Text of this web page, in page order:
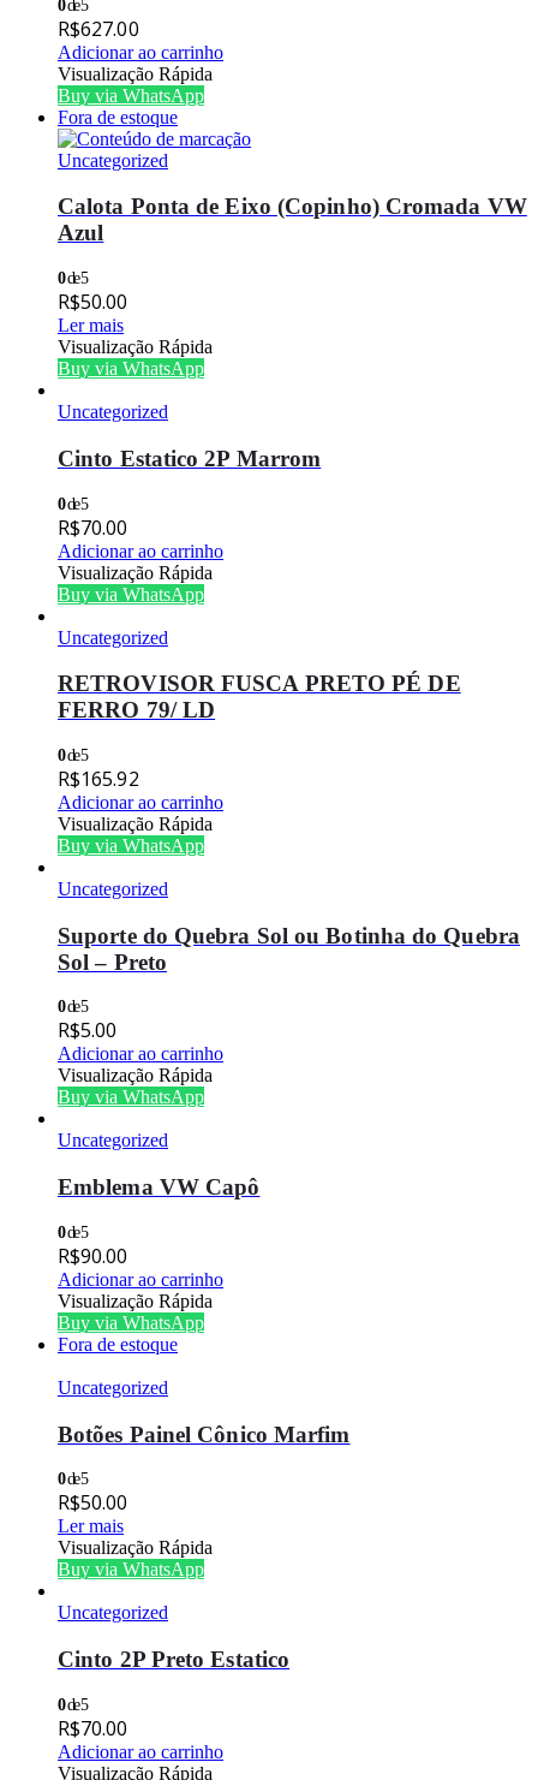
0de 5
R$627.00
Adicionar ao carrinho
Visualização Rápida
Buy via WhatsApp
Fora de estoque
Uncategorized
Calota Ponta de Eixo (Copinho) Cromada VW
Azul
0de 5
R$50.00
Ler mais
Visualização Rápida
Buy via WhatsApp
Uncategorized
Cinto Estatico 2P Marrom
0de 5
R$70.00
Adicionar ao carrinho
Visualização Rápida
Buy via WhatsApp
Uncategorized
RETROVISOR FUSCA PRETO PÉ DE
FERRO 79/ LD
0de 5
R$165.92
Adicionar ao carrinho
Visualização Rápida
Buy via WhatsApp
Uncategorized
Suporte do Quebra Sol ou Botinha do Quebra
Sol – Preto
0de 5
R$5.00
Adicionar ao carrinho
Visualização Rápida
Buy via WhatsApp
Uncategorized
Emblema VW Capô
0de 5
R$90.00
Adicionar ao carrinho
Visualização Rápida
Buy via WhatsApp
Fora de estoque
Uncategorized
Botões Painel Cônico Marfim
0de 5
R$50.00
Ler mais
Visualização Rápida
Buy via WhatsApp
Uncategorized
Cinto 2P Preto Estatico
0de 5
R$70.00
Adicionar ao carrinho
Visualização Rápida